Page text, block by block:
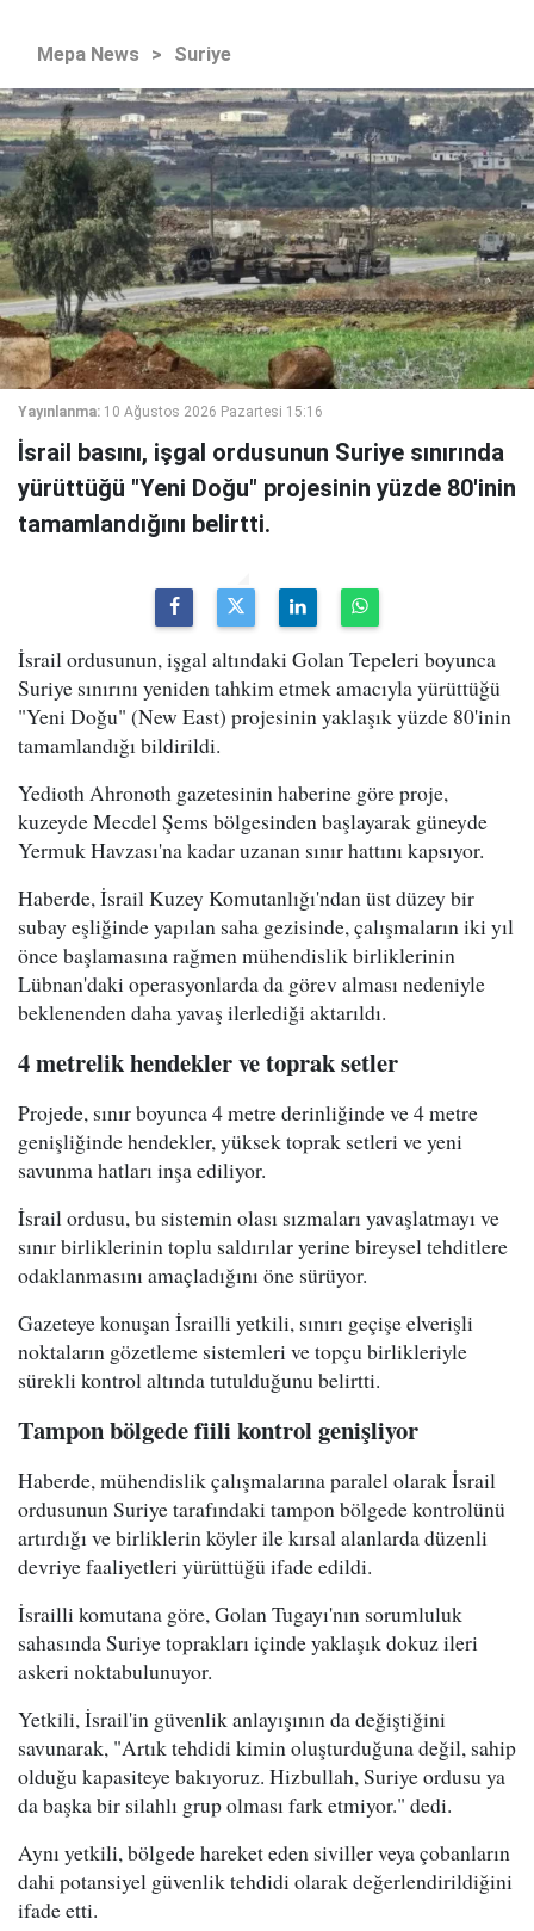
Mepa News > Suriye
Yayınlanma: 10 Ağustos 2026 Pazartesi 15:16
İsrail basını, işgal ordusunun Suriye sınırında
yürüttüğü "Yeni Doğu" projesinin yüzde 80'inin
tamamlandığını belirtti.
İsrail ordusunun, işgal altındaki Golan Tepeleri boyunca
Suriye sınırını yeniden tahkim etmek amacıyla yürüttüğü
"Yeni Doğu" (New East) projesinin yaklaşık yüzde 80'inin
tamamlandığı bildirildi.
Yedioth Ahronoth gazetesinin haberine göre proje,
kuzeyde Mecdel Şems bölgesinden başlayarak güneyde
Yermuk Havzası'na kadar uzanan sınır hattını kapsıyor.
Haberde, İsrail Kuzey Komutanlığı'ndan üst düzey bir
subay eşliğinde yapılan saha gezisinde, çalışmaların iki yıl
önce başlamasına rağmen mühendislik birliklerinin
Lübnan'daki operasyonlarda da görev alması nedeniyle
beklenenden daha yavaş ilerlediği aktarıldı.
4 metrelik hendekler ve toprak setler
Projede, sınır boyunca 4 metre derinliğinde ve 4 metre
genişliğinde hendekler, yüksek toprak setleri ve yeni
savunma hatları inşa ediliyor.
İsrail ordusu, bu sistemin olası sızmaları yavaşlatmayı ve
sınır birliklerinin toplu saldırılar yerine bireysel tehditlere
odaklanmasını amaçladığını öne sürüyor.
Gazeteye konuşan İsrailli yetkili, sınırı geçişe elverişli
noktaların gözetleme sistemleri ve topçu birlikleriyle
sürekli kontrol altında tutulduğunu belirtti.
Tampon bölgede fiili kontrol genişliyor
Haberde, mühendislik çalışmalarına paralel olarak İsrail
ordusunun Suriye tarafındaki tampon bölgede kontrolünü
artırdığı ve birliklerin köyler ile kırsal alanlarda düzenli
devriye faaliyetleri yürüttüğü ifade edildi.
İsrailli komutana göre, Golan Tugayı'nın sorumluluk
sahasında Suriye toprakları içinde yaklaşık dokuz ileri
askeri noktabulunuyor.
Yetkili, İsrail'in güvenlik anlayışının da değiştiğini
savunarak, "Artık tehdidi kimin oluşturduğuna değil, sahip
olduğu kapasiteye bakıyoruz. Hizbullah, Suriye ordusu ya
da başka bir silahlı grup olması fark etmiyor." dedi.
Aynı yetkili, bölgede hareket eden siviller veya çobanların
dahi potansiyel güvenlik tehdidi olarak değerlendirildiğini
ifade etti.